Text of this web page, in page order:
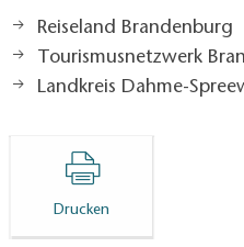
Reiseland Brandenburg
Tourismusnetzwerk
Landkreis Dahme-
Drucken